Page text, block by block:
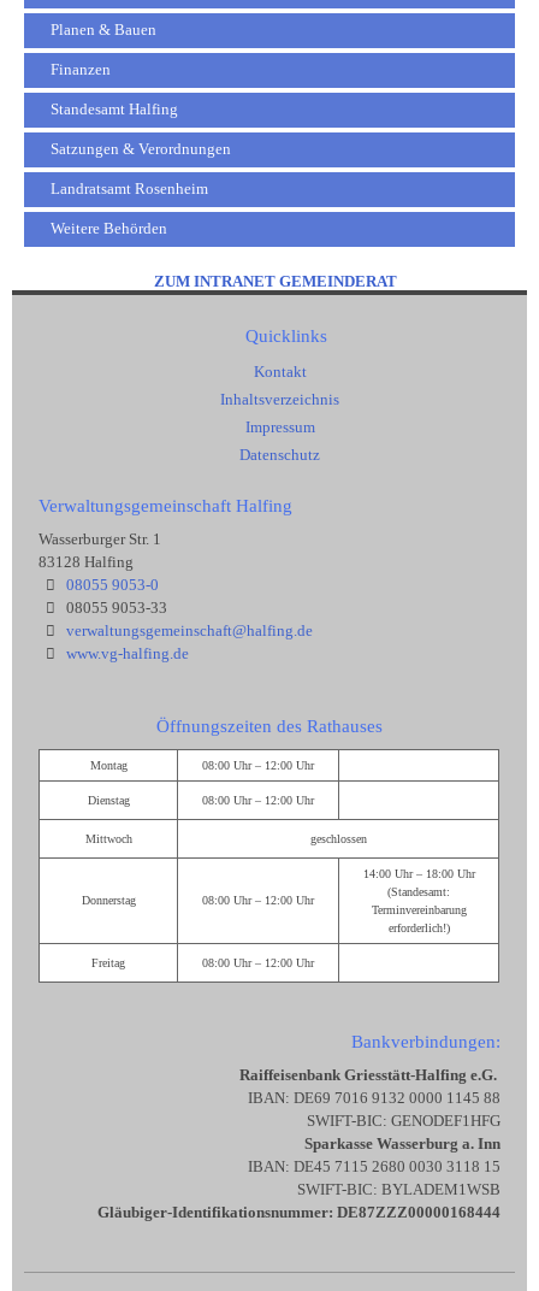
Planen & Bauen
Finanzen
Standesamt Halfing
Satzungen & Verordnungen
Landratsamt Rosenheim
Weitere Behörden
ZUM INTRANET GEMEINDERAT
Quicklinks
Kontakt
Inhaltsverzeichnis
Impressum
Datenschutz
Verwaltungsgemeinschaft Halfing
Wasserburger Str. 1
83128 Halfing
08055 9053-0
08055 9053-33
verwaltungsgemeinschaft@halfing.de
www.vg-halfing.de
Öffnungszeiten des Rathauses
Montag 08:00 Uhr – 12:00 Uhr
Dienstag 08:00 Uhr – 12:00 Uhr
Mittwoch geschlossen
Donnerstag 08:00 Uhr – 12:00 Uhr
14:00 Uhr – 18:00 Uhr
(Standesamt:
Terminvereinbarung
erforderlich!)
Freitag 08:00 Uhr – 12:00 Uhr
Bankverbindungen:
Raiffeisenbank Griesstätt-Halfing e.G.
IBAN: DE69 7016 9132 0000 1145 88
SWIFT-BIC: GENODEF1HFG
Sparkasse Wasserburg a. Inn
IBAN: DE45 7115 2680 0030 3118 15
SWIFT-BIC: BYLADEM1WSB
Gläubiger-Identifikationsnummer: DE87ZZZ00000168444